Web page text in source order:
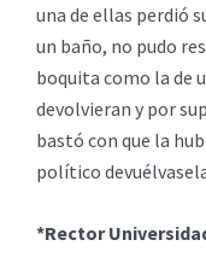
una de ellas perdió
un baño, no pudo
boquita como la de
devolvieran y por
bastó con que la
político
*Rector